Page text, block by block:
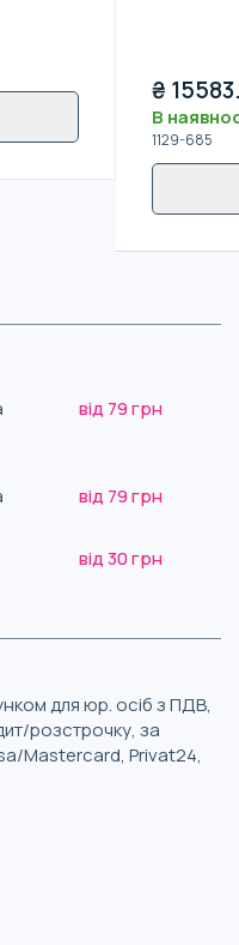
₴
В
1129-685
від 79 грн
від 79 грн
від 30 грн
для юр. осіб з ПДВ,
розстрочку, за
Mastercard, Privat24,